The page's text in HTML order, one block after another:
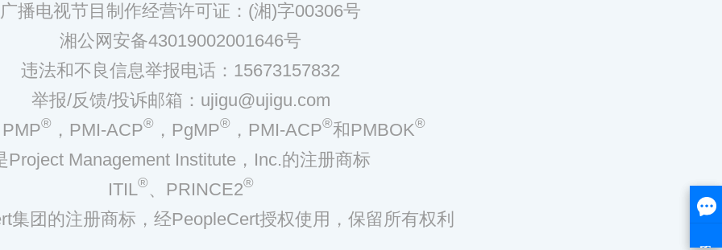
广播电视节目制作经营许可证：(湘)字00306号
湘公网安备43019002001646号
违法和不良信息举报电话：15673157832
举报/反馈/投诉邮箱：ujigu@ujigu.com
® ，PMI-ACP® ，PgMP® ，PMI-ACP®和PMBOK®
Project Management Institute，Inc.的注册商标
ITIL®、PRINCE2®
集团的注册商标，经PeopleCert授权使用，保留所有权利